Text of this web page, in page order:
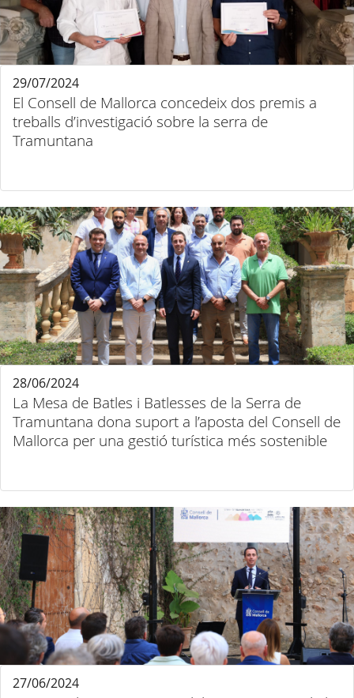
El Consell de Mallorca concedeix dos premis a
treballs d’investigació sobre la serra de
Tramuntana
29/07/2024
La Mesa de Batles i Batlesses de la Serra de
Tramuntana dona suport a l’aposta del Consell de
Mallorca per una gestió turística més sostenible
28/06/2024
27/06/2024